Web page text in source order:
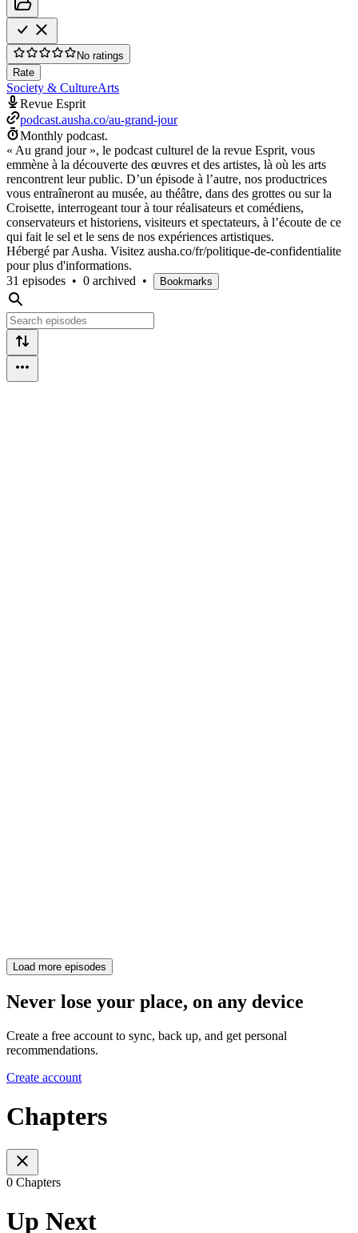
No ratings
Rate
Society & CultureArts
Revue Esprit
podcast.ausha.co/au-grand-jour
Monthly podcast.
« Au grand jour », le podcast culturel de la revue Esprit, vous
emmène à la découverte des œuvres et des artistes, là où les arts
rencontrent leur public. D’un épisode à l’autre, nos productrices
vous entraîneront au musée, au théâtre, dans des grottes ou sur la
Croisette, interrogeant tour à tour réalisateurs et comédiens,
conservateurs et historiens, visiteurs et spectateurs, à l’écoute de ce
qui fait le sel et le sens de nos expériences artistiques.
Hébergé par Ausha. Visitez ausha.co/fr/politique-de-confidentialite
pour plus d'informations.
31 episodes • 0 archived • Bookmarks
Load more episodes
Never lose your place, on any device
Create a free account to sync, back up, and get personal
recommendations.
Create account
Chapters
0 Chapters
Up Next